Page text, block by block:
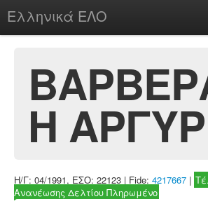
Ελληνικά ΕΛΟ
chesstu.be @ discord
LoginΗ
Η/Γ: 04/1991, ΕΣΟ: 22123 | Fide: 4217667 |
Ανανέωσης Δελτίου Πληρωμένο